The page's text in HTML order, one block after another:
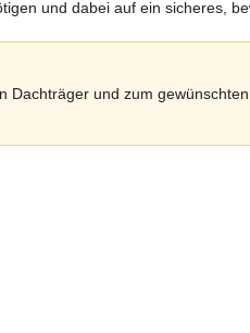
und dabei auf ein sicheres,
und zum